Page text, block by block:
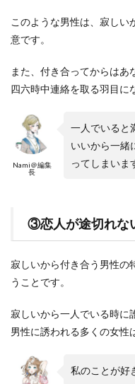
このような男性は、寂しい
意です。
また、付き合ってからはあ
四六時中連絡を取る羽目に
Nami＠編集
長
一人でいると
いいから一緒
ってしまいま
③恋人が途切れな
寂しいから付き合う男性の
うことです。
寂しいから一人でいる時に
男性に誘われる多くの女性
私のことが好